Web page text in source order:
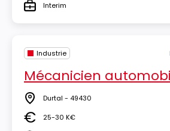
TypeInterim
Industrie
Mécanicien
Lieu Durtal - 49430
Salaire25-30 K€